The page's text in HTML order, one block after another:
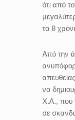
ότι από
τα 8
Από την
να
Χ.Α., που
σε